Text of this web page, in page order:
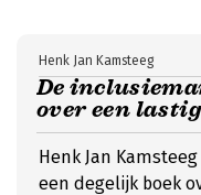
De
over een
Henk Jan Kamsteeg
Henk Jan
een degelijk boek